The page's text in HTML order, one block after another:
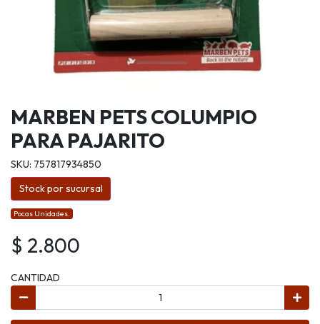
MARBEN PETS COLUMPIO
PARA PAJARITO
SKU: 757817934850
Stock por sucursal
Pocas Unidades.
$ 2.800
CANTIDAD